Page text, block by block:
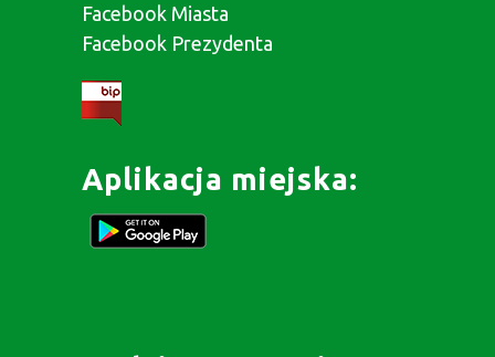
Facebook Miasta
Facebook Prezydenta
Aplikacja miejska: